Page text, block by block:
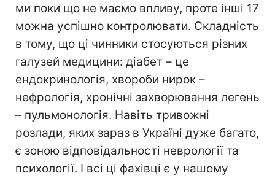
ми поки що не маємо впливу, проте інші 17
можна успішно контролювати. Складність
в тому, що ці чинники стосуються різних
галузей медицини: діабет – це
ендокринологія, хвороби нирок –
нефрологія, хронічні захворювання легень
– пульмонологія. Навіть тривожні
розлади, яких зараз в Україні дуже багато,
є зоною відповідальності неврології та
психології. І всі ці фахівці є у нашому